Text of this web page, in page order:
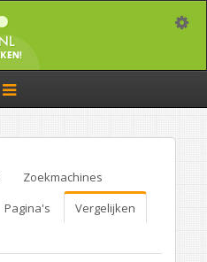
Toggle
navigation
Zoekmachines
Pagina's
Vergelijken